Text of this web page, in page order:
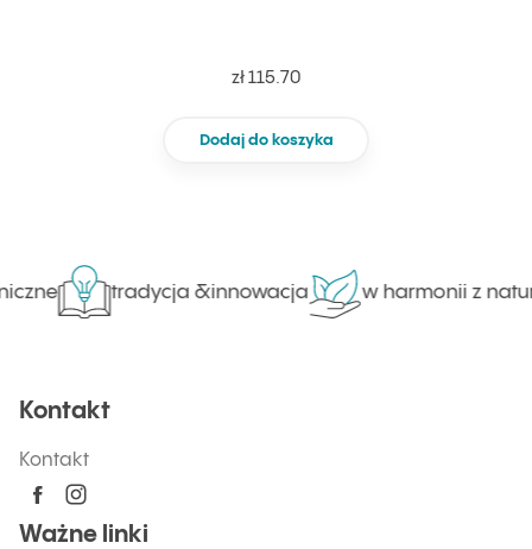
zł 115.70
Dodaj do koszyka
tradycja &innowacja w harmonii z
Kontakt
Kontakt
Ważne linki